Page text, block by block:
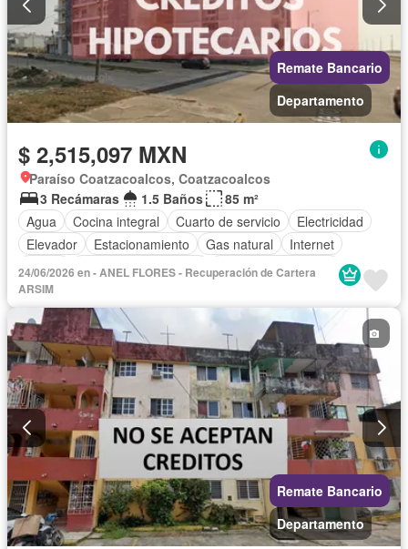
Remate Bancario
Departamento
$ 2,515,097 MXN
Paraíso Coatzacoalcos, Coatzacoalcos
3 Recámaras
1.5 Baños
85 m²
Agua
Cocina integral Cuarto de servicio
Electricidad
Elevador
Estacionamiento Gas natural
Internet
Jardín
Recámara con closet
Televisión por cable
Sin amueblar
24/06/2026 en - ANEL FLORES - Recuperación de Cartera
ARSIM
Remate Bancario
Departamento